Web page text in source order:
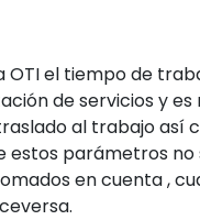
OTI el tiempo de
de servicios y
al trabajo así
estos parámetros
en cuenta ,